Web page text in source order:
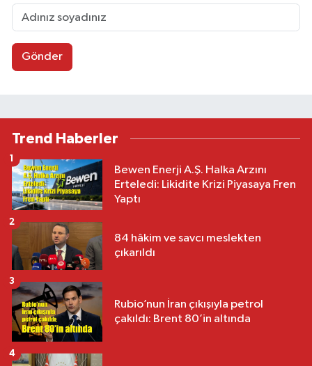
Gönder
Trend Haberler
Bewen Enerji A.Ş. Halka Arzını
Erteledi: Likidite Krizi Piyasaya Fren
Yaptı
1
84 hâkim ve savcı meslekten
çıkarıldı
2
Rubio’nun İran çıkışıyla petrol
çakıldı: Brent 80’in altında
3
4